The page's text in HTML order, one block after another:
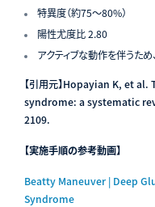
特異度（約75〜80%）
陽性尤度比 2.80
アクティブな動作を伴うた
【引用元】Hopayian K, et al.
syndrome: a systematic
2109.
【実施手順の参考動画】
Beatty Maneuver | Deep
Syndrome